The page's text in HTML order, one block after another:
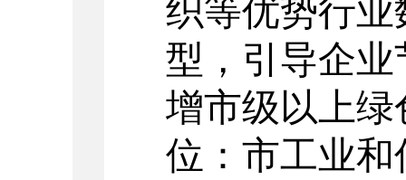
织等优势行
型，引导企
增市级以上绿
位：市工业